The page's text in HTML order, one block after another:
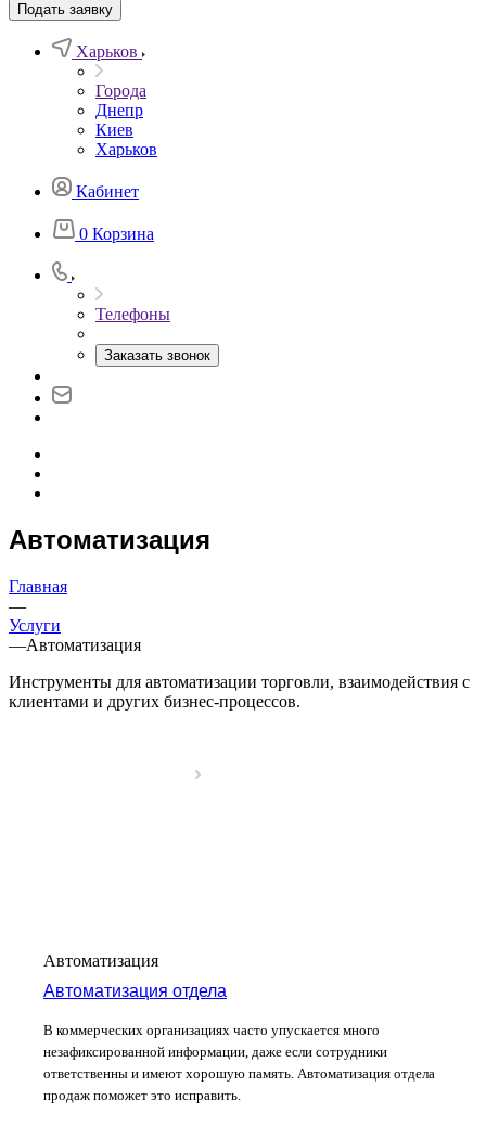
Подать заявку
Харьков
Города
Днепр
Киев
Харьков
Кабинет
0 Корзина
Телефоны
Заказать звонок
Автоматизация
Главная
—
Услуги
—Автоматизация
Инструменты для автоматизации торговли, взаимодействия с
клиентами и других бизнес-процессов.
Автоматизация
Автоматизация отдела
В коммерческих организациях часто упускается много
незафиксированной информации, даже если сотрудники
ответственны и имеют хорошую память. Автоматизация отдела
продаж поможет это исправить.